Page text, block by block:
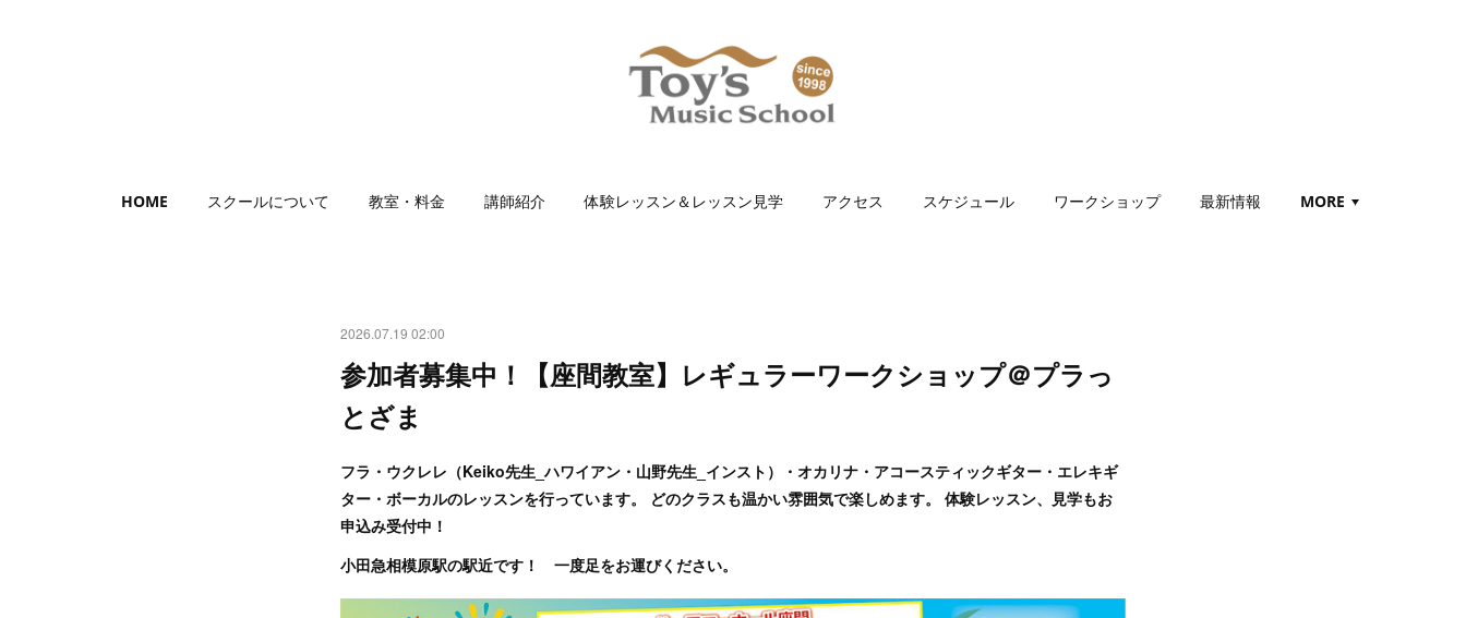
HOME スクールについて 教室・料金 講師紹介 体験レッスン＆レッスン見学 アクセス スケジュール ワークショップ 最新情報 MORE
2026.07.19 02:00
参加者募集中！【座間教室】レギュラーワークショップ＠プラっ
とざま
フラ・ウクレレ（Keiko先生_ハワイアン・山野先生_インスト）・オカリナ・アコースティックギター・エレキギ
ター・ボーカルのレッスンを行っています。 どのクラスも温かい雰囲気で楽しめます。 体験レッスン、見学もお
申込み受付中！
小田急相模原駅の駅近です！ 一度足をお運びください。